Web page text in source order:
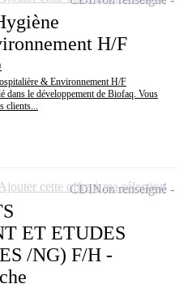
H/F
& Environnement H/F
le développement de Biofaq. Vous
clients...
ET ETUDES
/NG) F/H -
CDINon renseigné
Ajouter cette offre à ma sélection